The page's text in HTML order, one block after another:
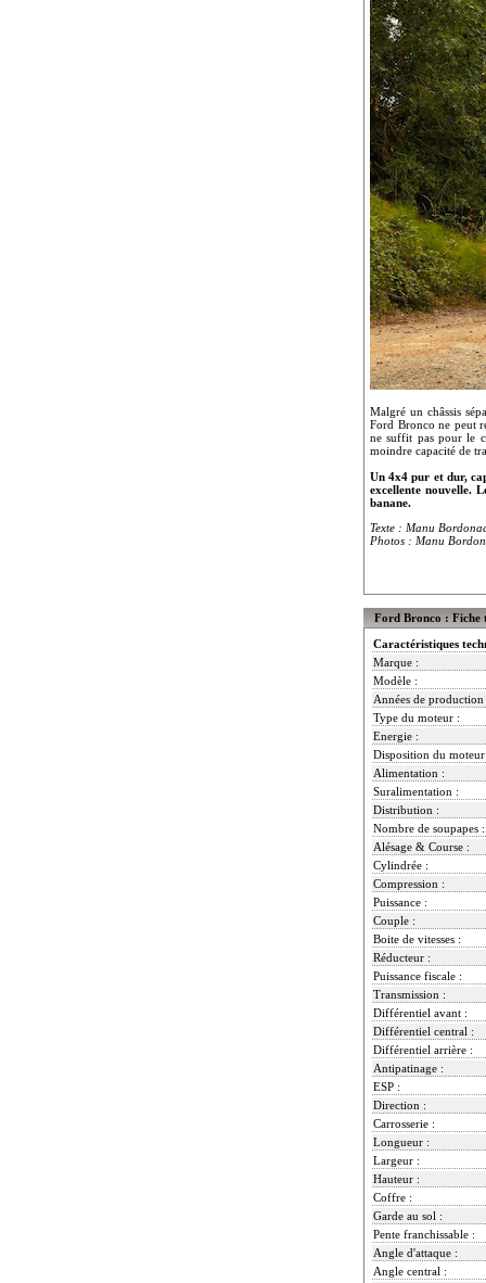
Malgré un châssis
Ford Bronco ne peut
ne suffit pas pour le
moindre capacité de
Un 4x4 pur et dur,
excellente nouvelle.
banane.
Texte : Manu
Photos : Manu
Ford Bronco : Fiche
Caractéristiques
Marque :
Modèle :
Années de production
Type du moteur :
Energie :
Disposition du
Alimentation :
Suralimentation :
Distribution :
Nombre de soupapes :
Alésage & Course :
Cylindrée :
Compression :
Puissance :
Couple :
Boite de vitesses :
Réducteur :
Puissance fiscale :
Transmission :
Différentiel avant :
Différentiel central :
Différentiel arrière :
Antipatinage :
ESP :
Direction :
Carrosserie :
Longueur :
Largeur :
Hauteur :
Coffre :
Garde au sol :
Pente franchissable :
Angle d'attaque :
Angle central :